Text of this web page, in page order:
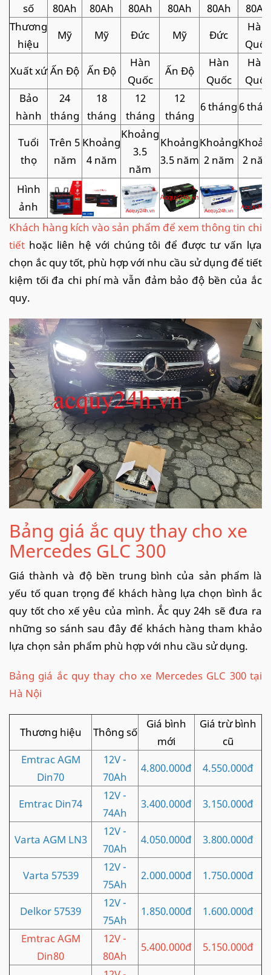
số
80Ah
80Ah
80Ah
80Ah
80Ah
80Ah
Thương
hiệu
Mỹ Mỹ Đức Mỹ Đức
Hàn
Quốc
Xuất xứ Ấn Độ Ấn Độ
Hàn
Quốc
Ấn Độ
Hàn
Quốc
Hàn
Quốc
Bảo
hành
24
tháng
18
tháng
12
tháng
12
tháng
6 tháng 6
Tuổi
thọ
Trên 5
năm
Khoảng
4 năm
Khoảng
3.5
năm
Khoảng
3.5 năm
Khoảng
2 năm
2
Hình
ảnh
Khách hàng kích vào sản phẩm để xem thông tin chi
tiết hoặc liên hệ với chúng tôi để được tư vấn lựa
chọn ắc quy tốt, phù hợp với nhu cầu sử dụng để tiết
kiệm tối đa chi phí mà vẫn đảm bảo độ bền của ắc
quy.
Bảng giá ắc quy thay cho xe
Mercedes GLC 300
Giá thành và độ bền trung bình của sản phẩm là
yếu tố quan trọng để khách hàng lựa chọn bình ắc
quy tốt cho xế yêu của mình. Ắc quy 24h sẽ đưa ra
những so sánh sau đây để khách hàng tham khảo
lựa chọn sản phẩm phù hợp với nhu cầu sử dụng.
Bảng giá ắc quy thay cho xe Mercedes GLC 300 tại
Hà Nội
Thương hiệu Thông số
Giá bình
mới
Giá trừ bình
cũ
Emtrac AGM
Din70
12V -
70Ah
4.800.000đ 4.550.000đ
Emtrac Din74
12V -
74Ah
3.400.000đ 3.150.000đ
Varta AGM LN3
12V -
70Ah
4.050.000đ 3.800.000đ
Varta 57539
12V -
75Ah
2.000.000đ 1.750.000đ
Delkor 57539
12V -
75Ah
1.850.000đ
1.600.000đ
Emtrac AGM
Din80
12V -
80Ah
5.400.000đ
5.150.000đ